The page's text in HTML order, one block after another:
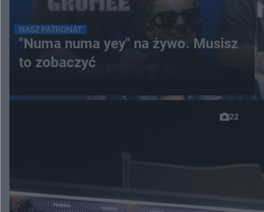
NASZ PATRONAT
"Numa numa yey" na żywo. Musisz
to zobaczyć
22